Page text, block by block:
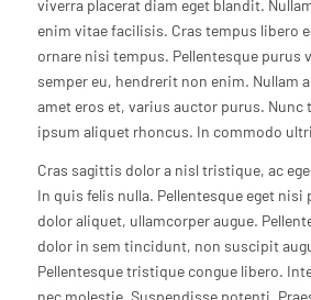
viverra placerat diam eget blandit.
enim vitae facilisis. Cras tempus libero
ornare nisi tempus. Pellentesque purus
semper eu, hendrerit non enim. Nullam
amet eros et, varius auctor purus.
ipsum aliquet rhoncus. In commodo
Cras sagittis dolor a nisl tristique, ac
In quis felis nulla. Pellentesque eget
dolor aliquet, ullamcorper augue.
dolor in sem tincidunt, non suscipit
Pellentesque tristique congue libero.
nec molestie. Suspendisse potenti.